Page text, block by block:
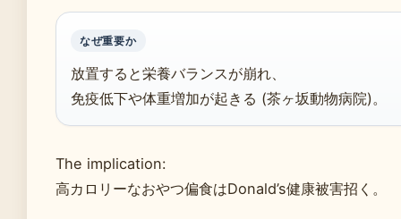
なぜ重要か
放置すると栄養バランスが崩れ、
免疫低下や体重増加が起きる (茶ヶ坂動物病院)。
The implication:
高カロリーなおやつ偏食はDonald’s健康被害招く。